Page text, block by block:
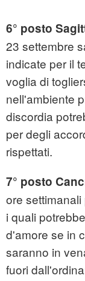
6° posto
23 settembre
indicate per il
voglia di
nell'ambiente
discordia
per degli
rispettati.
7° posto
ore
i quali
d'amore se in
saranno in
fuori